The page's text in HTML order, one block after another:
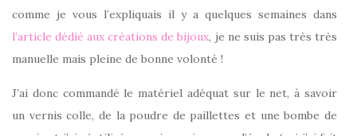
comme je vous l’expliquais il y a quelques semaines dans
l’article dédié aux créations de bijoux, je ne suis pas très très
manuelle mais pleine de bonne volonté !
J’ai donc commandé le matériel adéquat sur le net, à savoir
un vernis colle, de la poudre de paillettes et une bombe de